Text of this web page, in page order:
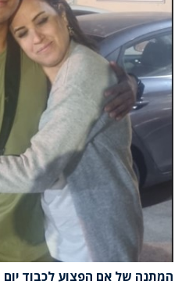
המתנה של אם הפצוע לכבוד יום